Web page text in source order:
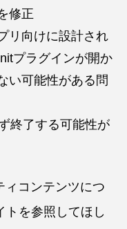
修正
リ向けに設計され
プラグインが開か
い可能性がある問
終了する可能性が
ィコンテンツにつ
トを参照してほし